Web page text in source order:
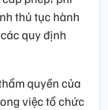
thủ tục hành
quy định
quyền của
việc tổ chức